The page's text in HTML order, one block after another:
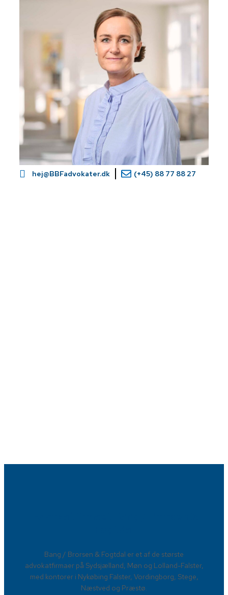
hej@BBFadvokater.dk (+45) 88 77 88 27
​Bang / Brorsen & Fogtdal er et af de største
advokatfirmaer på Sydsjælland, Møn og Lolland-Falster,
med kontorer i Nykøbing Falster, Vordingborg, Stege,
Næstved og Præstø.